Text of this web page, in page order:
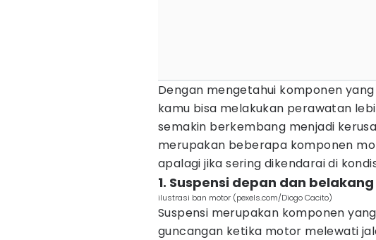
Dengan mengetahui komponen
kamu bisa melakukan perawatan
semakin berkembang menjadi
merupakan beberapa komponen
apalagi jika sering dikendarai di
1. Suspensi depan dan belakang
ilustrasi ban motor (pexels.com/Diogo Cacito)
Suspensi merupakan komponen
guncangan ketika motor melewati